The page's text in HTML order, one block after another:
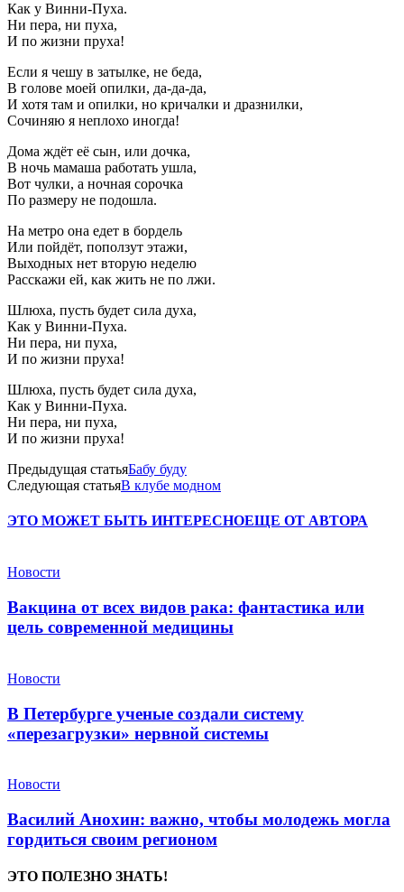
Как у Винни-Пуха.
Ни пера, ни пуха,
И по жизни пруха!
Если я чешу в затылке, не беда,
В голове моей опилки, да-да-да,
И хотя там и опилки, но кричалки и дразнилки,
Сочиняю я неплохо иногда!
Дома ждёт её сын, или дочка,
В ночь мамаша работать ушла,
Вот чулки, а ночная сорочка
По размеру не подошла.
На метро она едет в бордель
Или пойдёт, поползут этажи,
Выходных нет вторую неделю
Расскажи ей, как жить не по лжи.
Шлюха, пусть будет сила духа,
Как у Винни-Пуха.
Ни пера, ни пуха,
И по жизни пруха!
Шлюха, пусть будет сила духа,
Как у Винни-Пуха.
Ни пера, ни пуха,
И по жизни пруха!
Предыдущая статьяБабу буду
Следующая статьяВ клубе модном
ЭТО МОЖЕТ БЫТЬ ИНТЕРЕСНОЕЩЕ ОТ АВТОРА
Новости
Вакцина от всех видов рака: фантастика или
цель современной медицины
Новости
В Петербурге ученые создали систему
«перезагрузки» нервной системы
Новости
Василий Анохин: важно, чтобы молодежь могла
гордиться своим регионом
ЭТО ПОЛЕЗНО ЗНАТЬ!